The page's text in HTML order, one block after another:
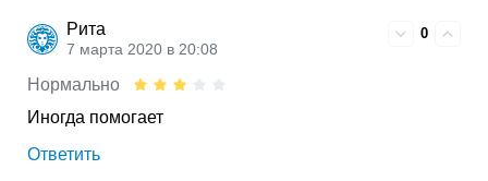
Рита
7 марта 2020 в 20:08
0
Нормально
Иногда помогает
Ответить